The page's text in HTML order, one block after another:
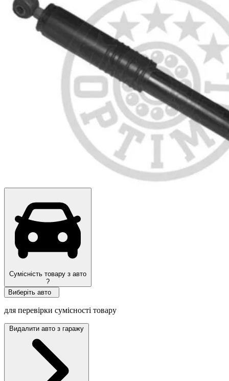
Сумісність товару з авто
?
Виберіть авто
для перевірки сумісності товару
Видалити авто з гаражу